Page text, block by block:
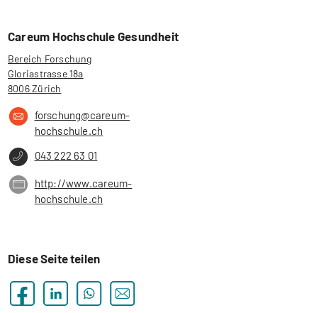
Careum Hochschule Gesundheit
Bereich Forschung
Gloriastrasse 18a
8006 Zürich
forschung@careum-
hochschule.ch
043 222 63 01
http://www.careum-
hochschule.ch
Diese Seite teilen